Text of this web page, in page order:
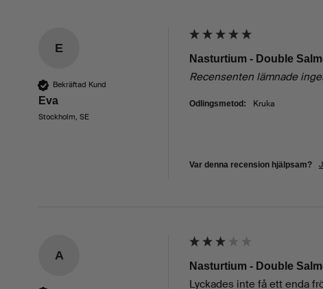
E
Bekräftad Kund
Eva
Stockholm, SE
Nasturtium - Double
Recensenten lämnade
Odlingsmetod: Kruka
Var denna recension hjälpsam?
A
Nasturtium - Double
Lyckades inte få ett enda